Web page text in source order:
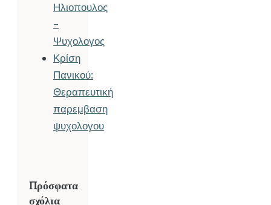
Ηλιοπουλος
–
Ψυχολογος
Κρίση
Πανικού:
Θεραπευτική
παρεμβαση
ψυχολογου
Πρόσφατα
σχόλια